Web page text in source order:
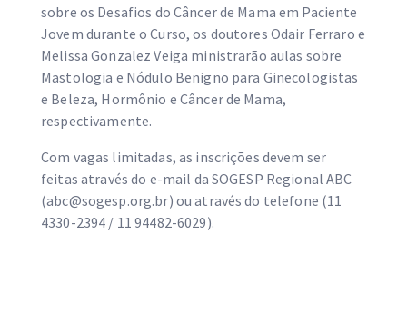
sobre os Desafios do Câncer de Mama em Paciente
Jovem durante o Curso, os doutores Odair Ferraro e
Melissa Gonzalez Veiga ministrarão aulas sobre
Mastologia e Nódulo Benigno para Ginecologistas
e Beleza, Hormônio e Câncer de Mama,
respectivamente.
Com vagas limitadas, as inscrições devem ser
feitas através do e-mail da SOGESP Regional ABC
(abc@sogesp.org.br) ou através do telefone (11
4330-2394 / 11 94482-6029).